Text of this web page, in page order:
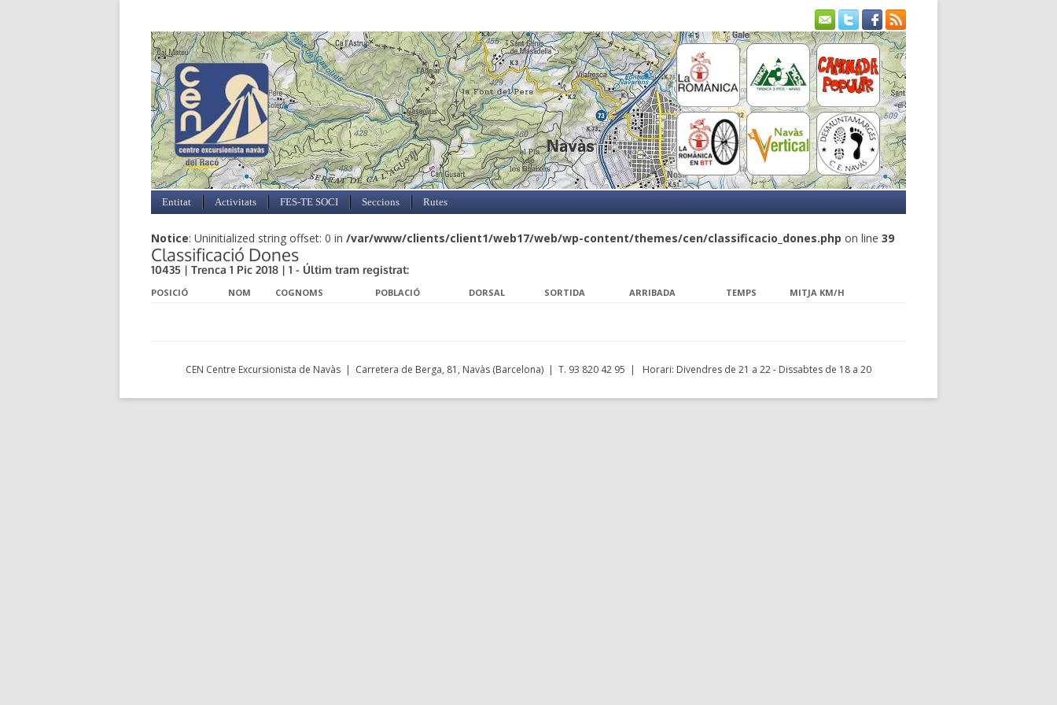
Skip to content
Entitat Activitats FES-TE SOCI Seccions Rutes
Notice: Uninitialized string offset: 0 in /var/www/clients/client1/web17/web/wp-content/themes/cen/classificacio_dones.php on line 39
Classificació Dones
10435 | Trenca 1 Pic 2018 | 1 - Últim tram registrat:
POSICIÓ NOM COGNOMS POBLACIÓ DORSAL SORTIDA ARRIBADA TEMPS MITJA KM/H
CEN Centre Excursionista de Navàs | Carretera de Berga, 81, Navàs (Barcelona) | T. 93 820 42 95 | Horari: Divendres de 21 a 22 - Dissabtes de 18 a 20